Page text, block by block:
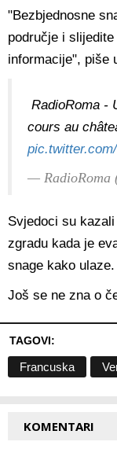
"Bezbjednosne
područje i
informacije", piše
RadioRoma -
cours au
— RadioRoma
Svjedoci su
zgradu kada je
snage kako ulaze.
Još se ne zna o
TAGOVI:
Francuska
KOMENTARI